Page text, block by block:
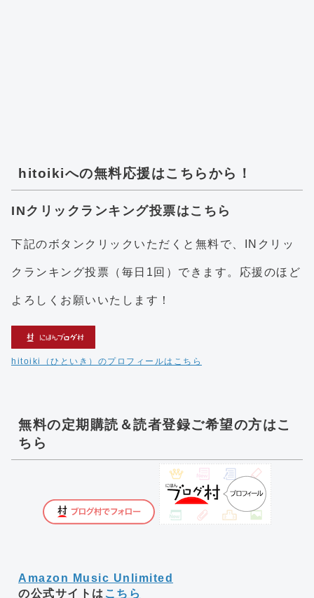
hitoikiへの無料応援はこちらから！
INクリックランキング投票はこちら
下記のボタンクリックいただくと無料で、INクリッ
クランキング投票（毎日1回）できます。応援のほど
よろしくお願いいたします！
hitoiki（ひといき）のプロフィールはこちら
無料の定期購読＆読者登録ご希望の方はこ
ちら
Amazon Music Unlimited
の公式サイトは こちら